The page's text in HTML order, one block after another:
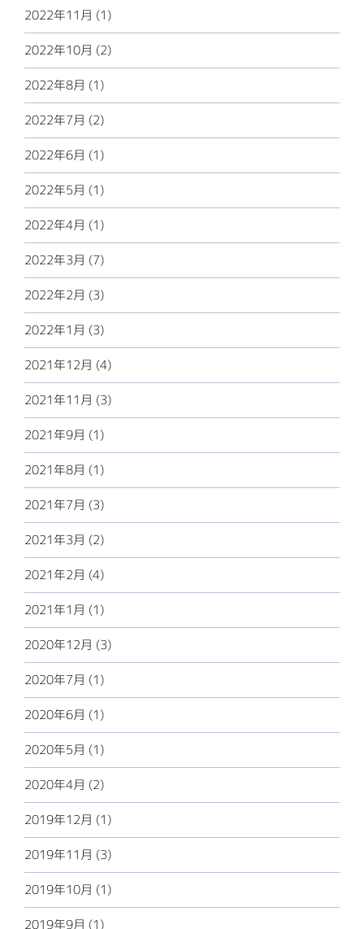
2022年11月 (1)
2022年10月 (2)
2022年8月 (1)
2022年7月 (2)
2022年6月 (1)
2022年5月 (1)
2022年4月 (1)
2022年3月 (7)
2022年2月 (3)
2022年1月 (3)
2021年12月 (4)
2021年11月 (3)
2021年9月 (1)
2021年8月 (1)
2021年7月 (3)
2021年3月 (2)
2021年2月 (4)
2021年1月 (1)
2020年12月 (3)
2020年7月 (1)
2020年6月 (1)
2020年5月 (1)
2020年4月 (2)
2019年12月 (1)
2019年11月 (3)
2019年10月 (1)
2019年9月 (1)